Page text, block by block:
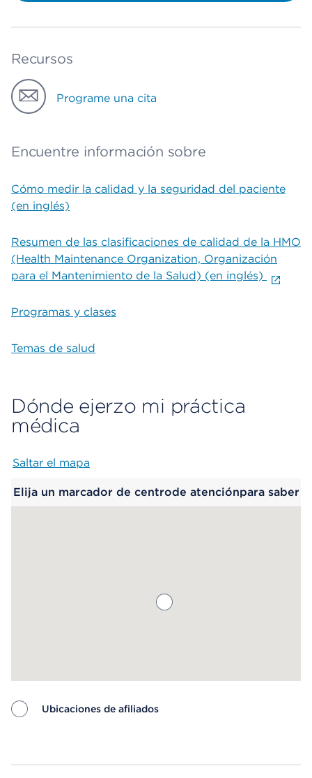
Recursos
Programe una cita
Encuentre información sobre
Cómo medir la calidad y la seguridad del paciente
(en inglés)
Resumen de las clasificaciones de calidad de la HMO
(Health Maintenance Organization, Organización
para el Mantenimiento de la Salud) (en inglés)
Programas y clases
Temas de salud
Dónde ejerzo mi práctica
médica
Saltar el mapa
Elija un marcador de centrode atenciónpara saber
Ubicaciones de afiliados